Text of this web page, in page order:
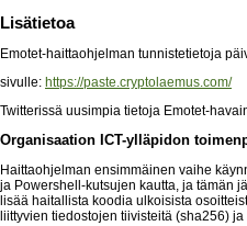
Lisätietoa
Emotet-haittaohjelman tunnistetietoja
sivulle: https://paste.cryptolaemus.com/
Twitterissä uusimpia tietoja Emotet-
Organisaation ICT-ylläpidon
Haittaohjelman ensimmäinen vaihe
ja Powershell-kutsujen kautta, ja tämän
lisää haitallista koodia ulkoisista
liittyvien tiedostojen tiivisteitä (sha256)